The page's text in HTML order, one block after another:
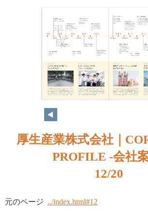
厚生産業株式会社｜
PROFILE -会社
12/20
元のページ ../index.html#12